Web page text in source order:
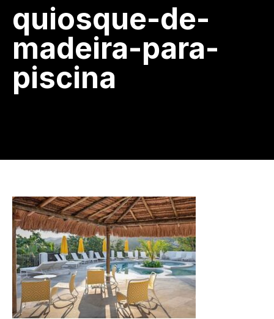
quiosque-de-
madeira-para-
piscina